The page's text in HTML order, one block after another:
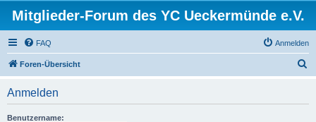
Mitglieder-Forum des YC Ueckermünde e.V.
FAQ Anmelden
Foren-Übersicht
Anmelden
Benutzername: